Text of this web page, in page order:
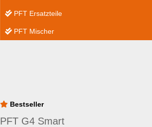
PFT Ersatzteile
PFT Mischer
Bestseller
PFT G4 Smart